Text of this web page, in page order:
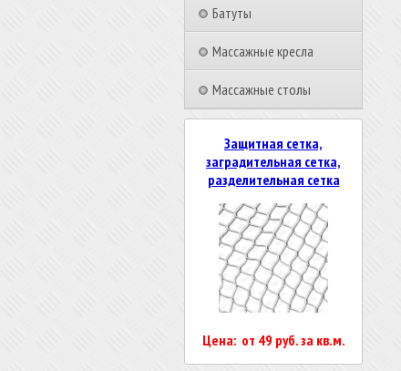
Батуты
Массажные кресла
Массажные столы
Защитная сетка,
заградительная сетка,
разделительная сетка
Цена: от 49 руб. за кв.м.